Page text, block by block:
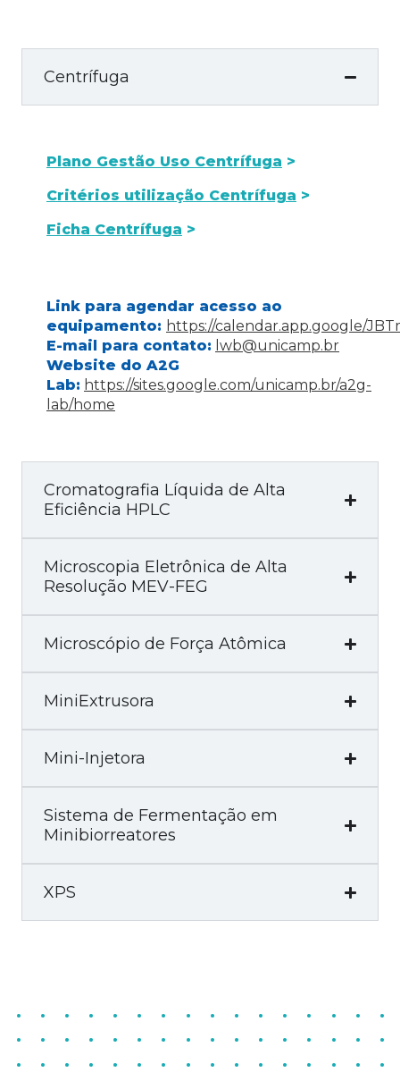
Centrífuga
Plano Gestão Uso Centrífuga
Critérios utilização Centrífuga
Ficha Centrífuga
Link para agendar acesso ao
equipamento: https://calendar.app.google/
E-mail para contato: lwb@unicamp.br
Website do A2G
Lab: https://sites.google.com/unicamp.br/a2g-
lab/home
Cromatografia Líquida de Alta
Eficiência HPLC
Microscopia Eletrônica de Alta
Resolução MEV-FEG
Microscópio de Força Atômica
MiniExtrusora
Mini-Injetora
Sistema de Fermentação em
Minibiorreatores
XPS